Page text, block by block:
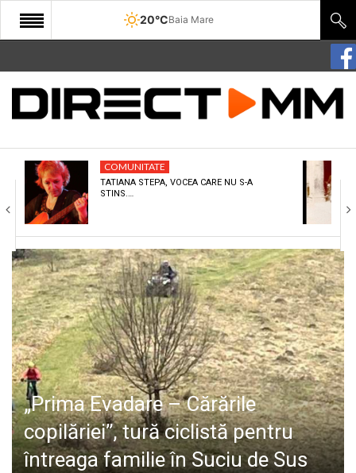
20°CBaia Mare
START
COMUNITATE
CULTURA
ECONOMIE
SANATATE
SPORT
SPECIAL
POLITIC
LIFE
COMUNITATE
TATIANA STEPA, VOCEA CARE NU S-A
STINS.…
„Prima Evadare – Cărările
copilăriei”, tură ciclistă pentru
întreaga familie în Suciu de Sus